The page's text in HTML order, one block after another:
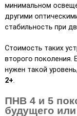
минимальном
другими
стабильность при
Стоимость таких
второго поколения.
нужен такой
2+.
ПНВ 4 и 5
будущего